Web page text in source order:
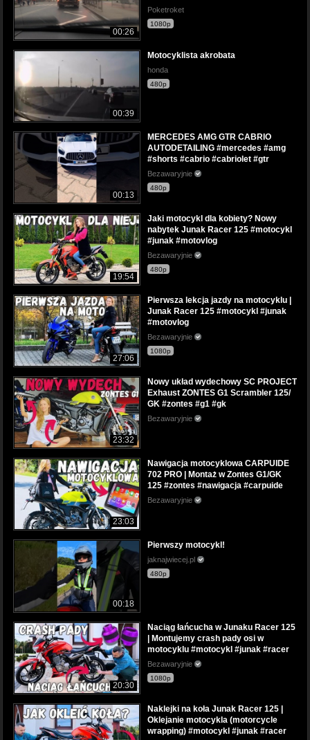
00:26
Poketroket
1080p
00:39
Motocyklista akrobata
honda
480p
00:13
MERCEDES AMG GTR CABRIO
AUTODETAILING #mercedes #amg
#shorts #cabrio #cabriolet #gtr
Bezawaryjnie
480p
19:54
Jaki motocykl dla kobiety? Nowy
nabytek Junak Racer 125 #motocykl
#junak #motovlog
Bezawaryjnie
480p
27:06
Pierwsza lekcja jazdy na motocyklu |
Junak Racer 125 #motocykl #junak
#motovlog
Bezawaryjnie
1080p
23:32
Nowy układ wydechowy SC PROJECT
Exhaust ZONTES G1 Scrambler 125/
GK #zontes #g1 #gk
Bezawaryjnie
23:03
Nawigacja motocyklowa CARPUIDE
702 PRO | Montaż w Zontes G1/GK
125 #zontes #nawigacja #carpuide
Bezawaryjnie
00:18
Pierwszy motocykl!
jaknajwiecej.pl
480p
20:30
Naciąg łańcucha w Junaku Racer 125
| Montujemy crash pady osi w
motocyklu #motocykl #junak #racer
Bezawaryjnie
1080p
Naklejki na koła Junak Racer 125 |
Oklejanie motocykla (motorcycle
wrapping) #motocykl #junak #racer